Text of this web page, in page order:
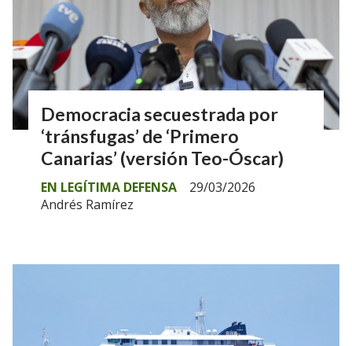
Democracia secuestrada por
‘tránsfugas’ de ‘Primero
Canarias’ (versión Teo-Óscar)
Andrés Ramírez
EN LEGÍTIMA DEFENSA 29/03/2026